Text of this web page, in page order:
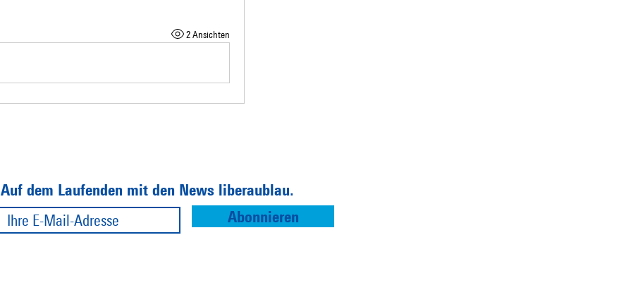
2 Ansichten
Auf dem Laufenden mit den News liberaublau.
Abonnieren